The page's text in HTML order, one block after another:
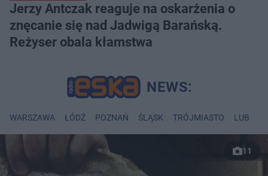
Jerzy Antczak reaguje na oskarżenia o
znęcanie się nad Jadwigą Barańską.
Reżyser obala kłamstwa
WARSZAWA ŁÓDŹ POZNAŃ ŚLĄSK TRÓJMIASTO LUBLIN
11